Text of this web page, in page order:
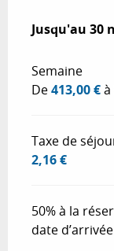
Du3 avril
Jusqu'au 30
Semaine
De413,00 €à
Taxe de
2,16 €
50% à la
date